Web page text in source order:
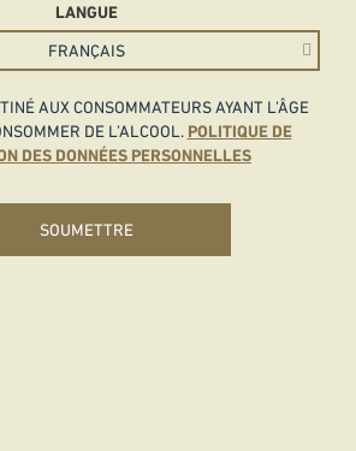
LANGUE
AUX CONSOMMATEURS AYANT L’ÂGE
DE L’ALCOOL. POLITIQUE DE
DES DONNÉES PERSONNELLES
SOUMETTRE